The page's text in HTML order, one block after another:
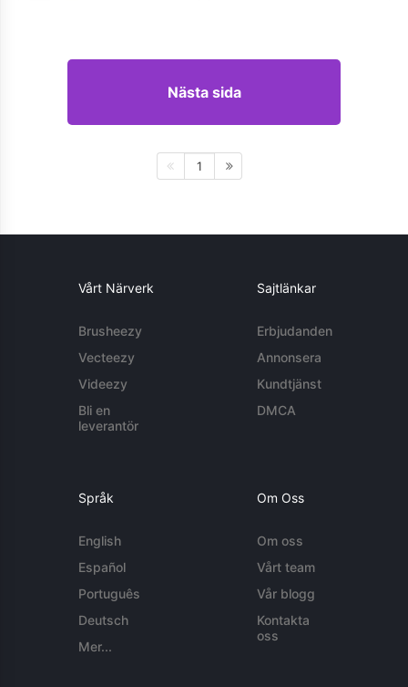
Nästa sida
1
Vårt Närverk
Brusheezy
Vecteezy
Videezy
Bli en
leverantör
Sajtlänkar
Erbjudanden
Annonsera
Kundtjänst
DMCA
Språk
English
Español
Português
Deutsch
Mer...
Om Oss
Om oss
Vårt team
Vår blogg
Kontakta
oss